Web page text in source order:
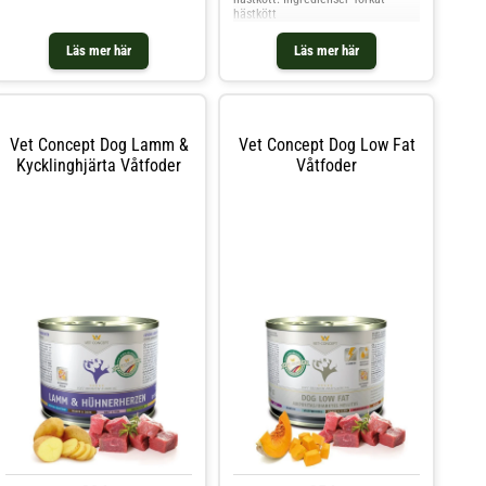
Läs mer här Läs mer här
hästkött
Vet Concept Dog Lamm &
Kycklinghjärta Våtfoder
Vet Concept Dog Low Fat
Våtfoder